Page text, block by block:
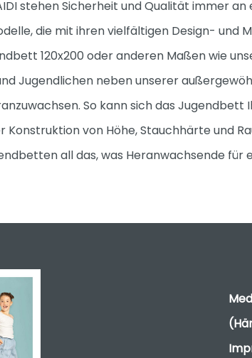
stehen Sicherheit und Qualität immer
die mit ihren vielfältigen Design- und
120x200 oder anderen Maßen wie
Jugendlichen neben unserer
So kann sich das
von Höhe, Stauchhärte und
all das, was Heranwachsende für